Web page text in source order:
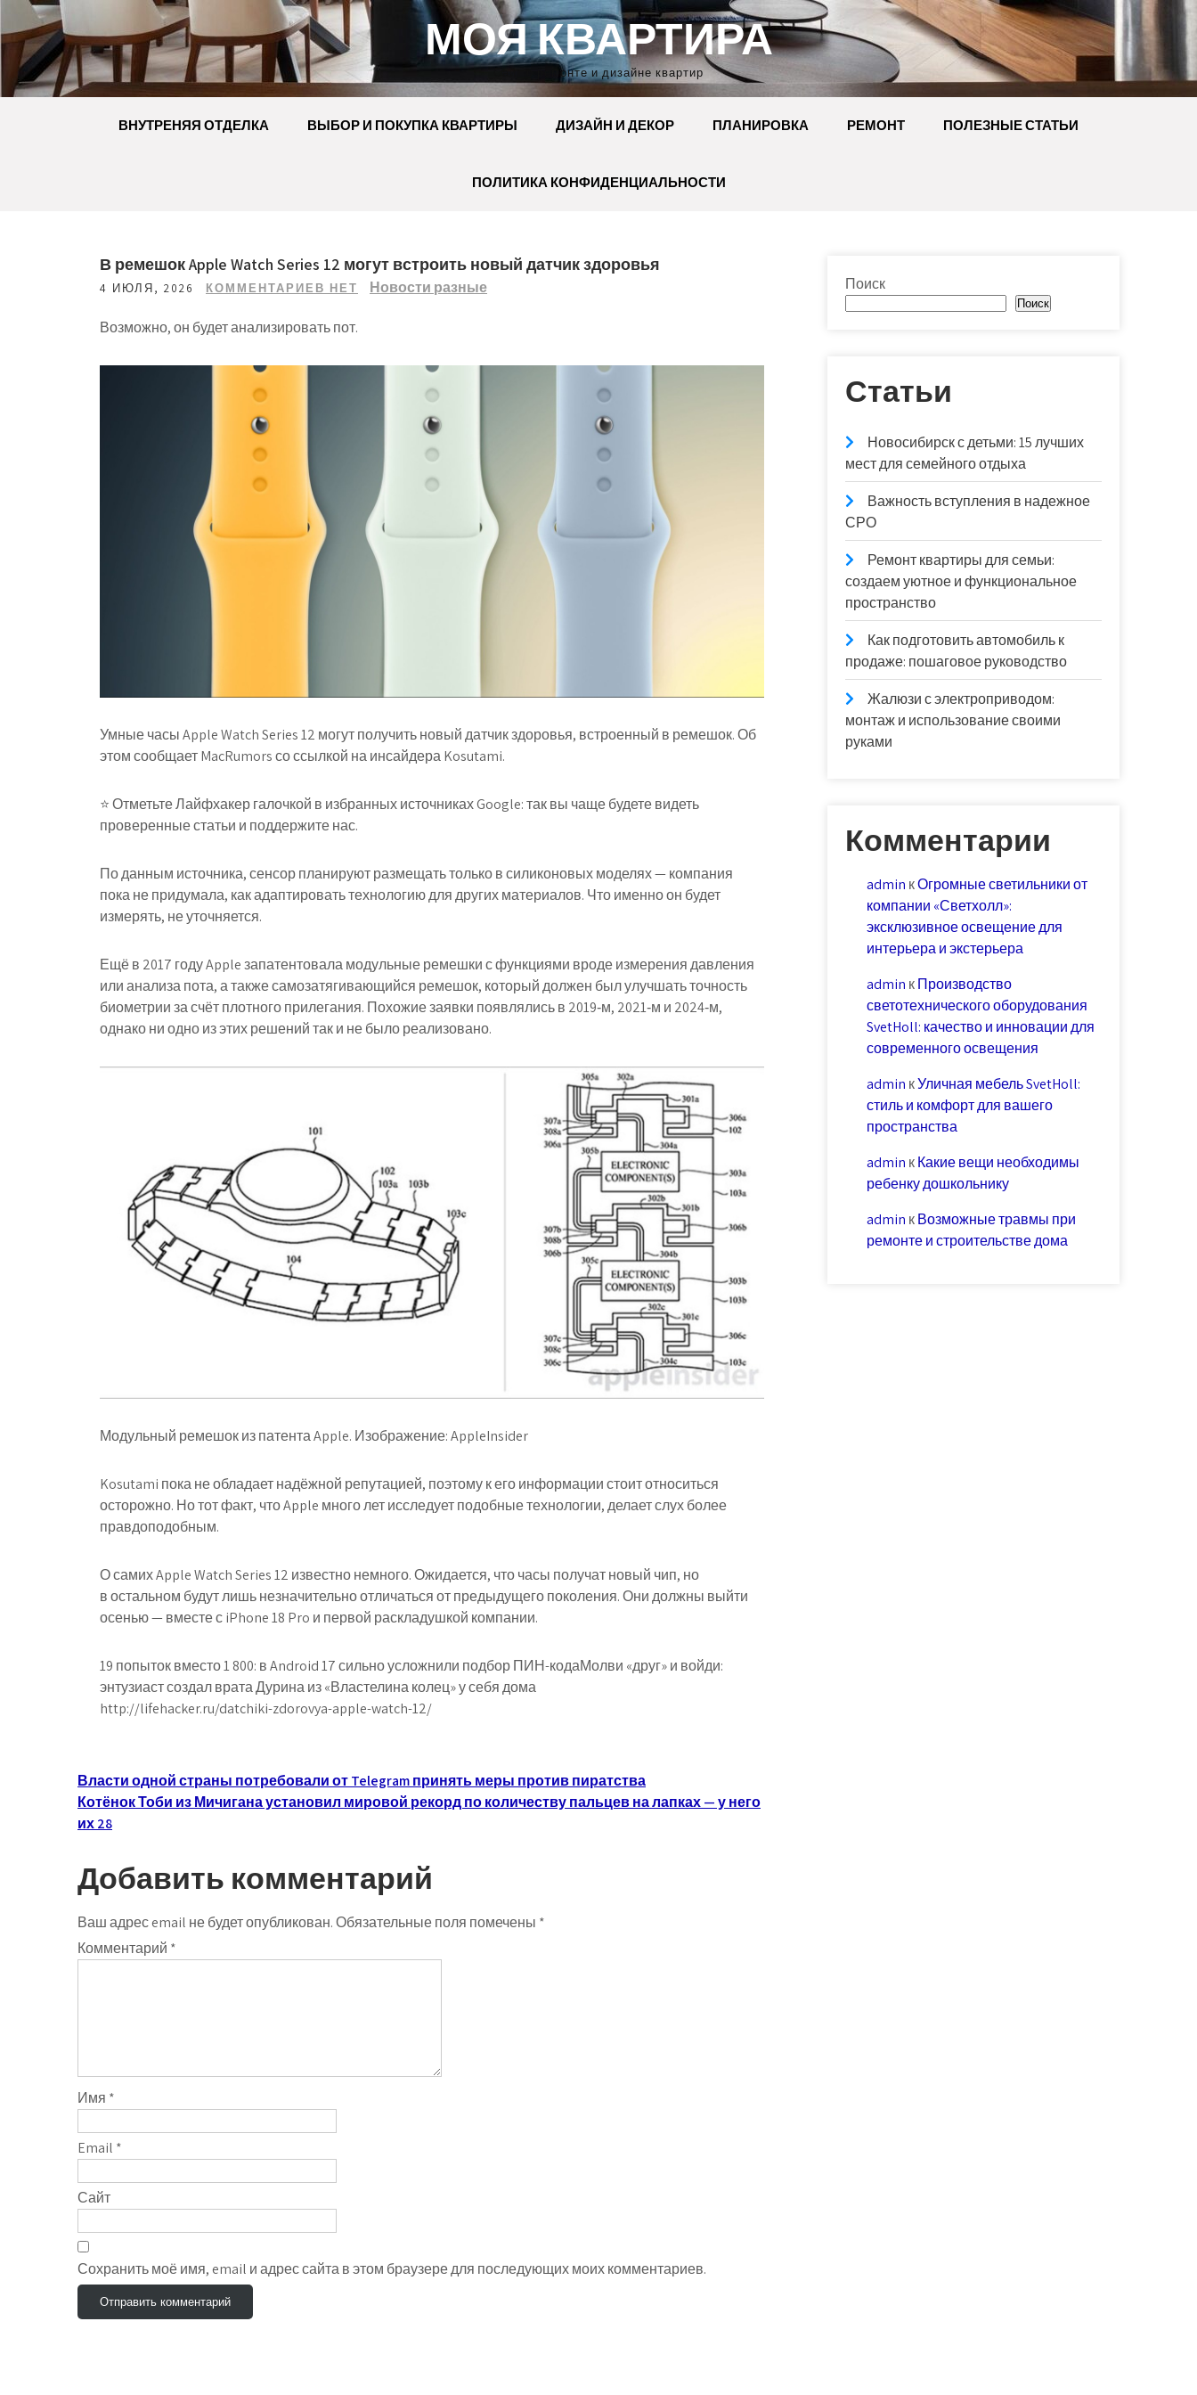
Перейти
к
содержимому
МОЯ КВАРТИРА
Сайт о ремонте и дизайне квартир
ВНУТРЕНЯЯ ОТДЕЛКА ВЫБОР И ПОКУПКА КВАРТИРЫ ДИЗАЙН И ДЕКОР ПЛАНИРОВКА РЕМОНТ ПОЛЕЗНЫЕ СТАТЬИ
ПОЛИТИКА КОНФИДЕНЦИАЛЬНОСТИ
В ремешок Apple Watch Series 12 могут встроить новый датчик здоровья
4 ИЮЛЯ, 2026 КОММЕНТАРИЕВ НЕТ Новости разные
Возможно, он будет анализировать пот.
Умные часы Apple Watch Series 12 могут получить новый датчик здоровья, встроенный в ремешок. Об
этом сообщает MacRumors со ссылкой на инсайдера Kosutami.
⭐ Отметьте Лайфхакер галочкой в избранных источниках Google: так вы чаще будете видеть
проверенные статьи и поддержите нас.
По данным источника, сенсор планируют размещать только в силиконовых моделях — компания
пока не придумала, как адаптировать технологию для других материалов. Что именно он будет
измерять, не уточняется.
Ещё в 2017 году Apple запатентовала модульные ремешки с функциями вроде измерения давления
или анализа пота, а также самозатягивающийся ремешок, который должен был улучшать точность
биометрии за счёт плотного прилегания. Похожие заявки появлялись в 2019‑м, 2021‑м и 2024‑м,
однако ни одно из этих решений так и не было реализовано.
Модульный ремешок из патента Apple. Изображение: AppleInsider
Kosutami пока не обладает надёжной репутацией, поэтому к его информации стоит относиться
осторожно. Но тот факт, что Apple много лет исследует подобные технологии, делает слух более
правдоподобным.
О самих Apple Watch Series 12 известно немного. Ожидается, что часы получат новый чип, но
в остальном будут лишь незначительно отличаться от предыдущего поколения. Они должны выйти
осенью — вместе с iPhone 18 Pro и первой раскладушкой компании.
19 попыток вместо 1 800: в Android 17 сильно усложнили подбор ПИН-кодаМолви «друг» и войди:
энтузиаст создал врата Дурина из «Властелина колец» у себя дома
http://lifehacker.ru/datchiki-zdorovya-apple-watch-12/
Навигация
по
Власти одной страны потребовали от Telegram принять меры против пиратства
Котёнок Тоби из Мичигана установил мировой рекорд по количеству пальцев на лапках — у него
их 28
Добавить комментарий
Ваш адрес email не будет опубликован.Обязательные поля помечены *
Комментарий *
Имя *
Email *
Сайт
Сохранить моё имя, email и адрес сайта в этом браузере для последующих моих комментариев.
Поиск
Поиск
Статьи
Новосибирск с детьми: 15 лучших
мест для семейного отдыха
Важность вступления в надежное
СРО
Ремонт квартиры для семьи:
создаем уютное и функциональное
пространство
Как подготовить автомобиль к
продаже: пошаговое руководство
Жалюзи с электроприводом:
монтаж и использование своими
руками
Комментарии
admin кОгромные светильники от
компании «Светхолл»:
эксклюзивное освещение для
интерьера и экстерьера
admin кПроизводство
светотехнического оборудования
SvetHoll: качество и инновации для
современного освещения
admin кУличная мебель SvetHoll:
стиль и комфорт для вашего
пространства
admin кКакие вещи необходимы
ребенку дошкольнику
admin кВозможные травмы при
ремонте и строительстве дома